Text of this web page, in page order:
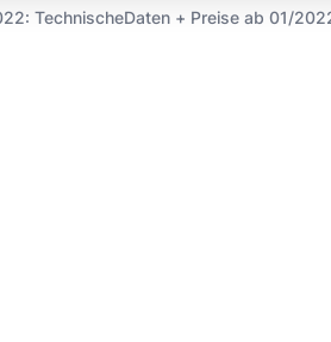
TechnischeDaten + Preise ab 01/